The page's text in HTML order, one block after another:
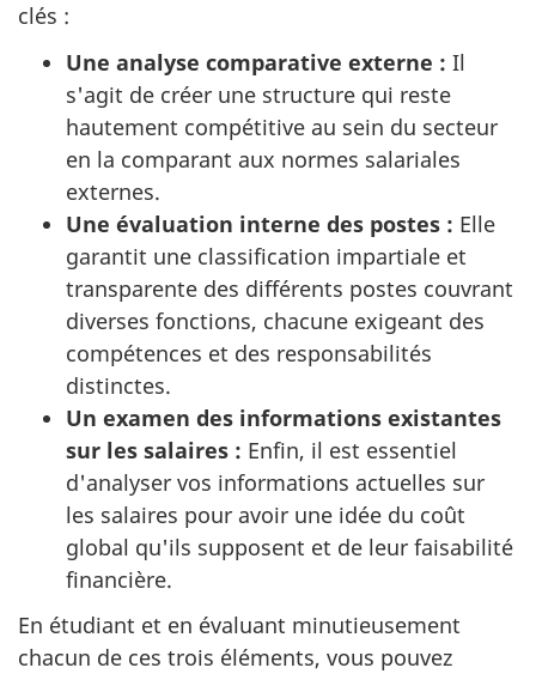
clés :
Une analyse comparative externe : Il
s'agit de créer une structure qui reste
hautement compétitive au sein du secteur
en la comparant aux normes salariales
externes.
Une évaluation interne des postes : Elle
garantit une classification impartiale et
transparente des différents postes couvrant
diverses fonctions, chacune exigeant des
compétences et des responsabilités
distinctes.
Un examen des informations existantes
sur les salaires : Enfin, il est essentiel
d'analyser vos informations actuelles sur
les salaires pour avoir une idée du coût
global qu'ils supposent et de leur faisabilité
financière.
En étudiant et en évaluant minutieusement
chacun de ces trois éléments, vous pouvez